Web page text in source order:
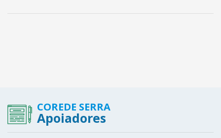
COREDE SERRA
Apoiadores